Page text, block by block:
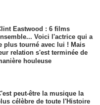
Eastwood : 6 films
Voici l'actrice qui a
plus tourné avec lui ! Mais
relation s'est terminée de
houleuse
peut-être la musique la
célèbre de toute l'Histoire